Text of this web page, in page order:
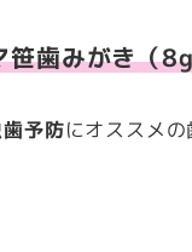
笹歯みがき（
予防にオススメの